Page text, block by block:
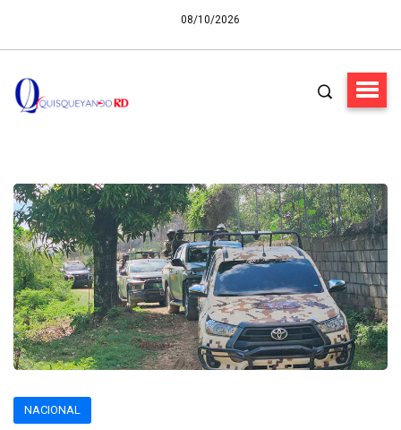
08/10/2026
NACIONAL